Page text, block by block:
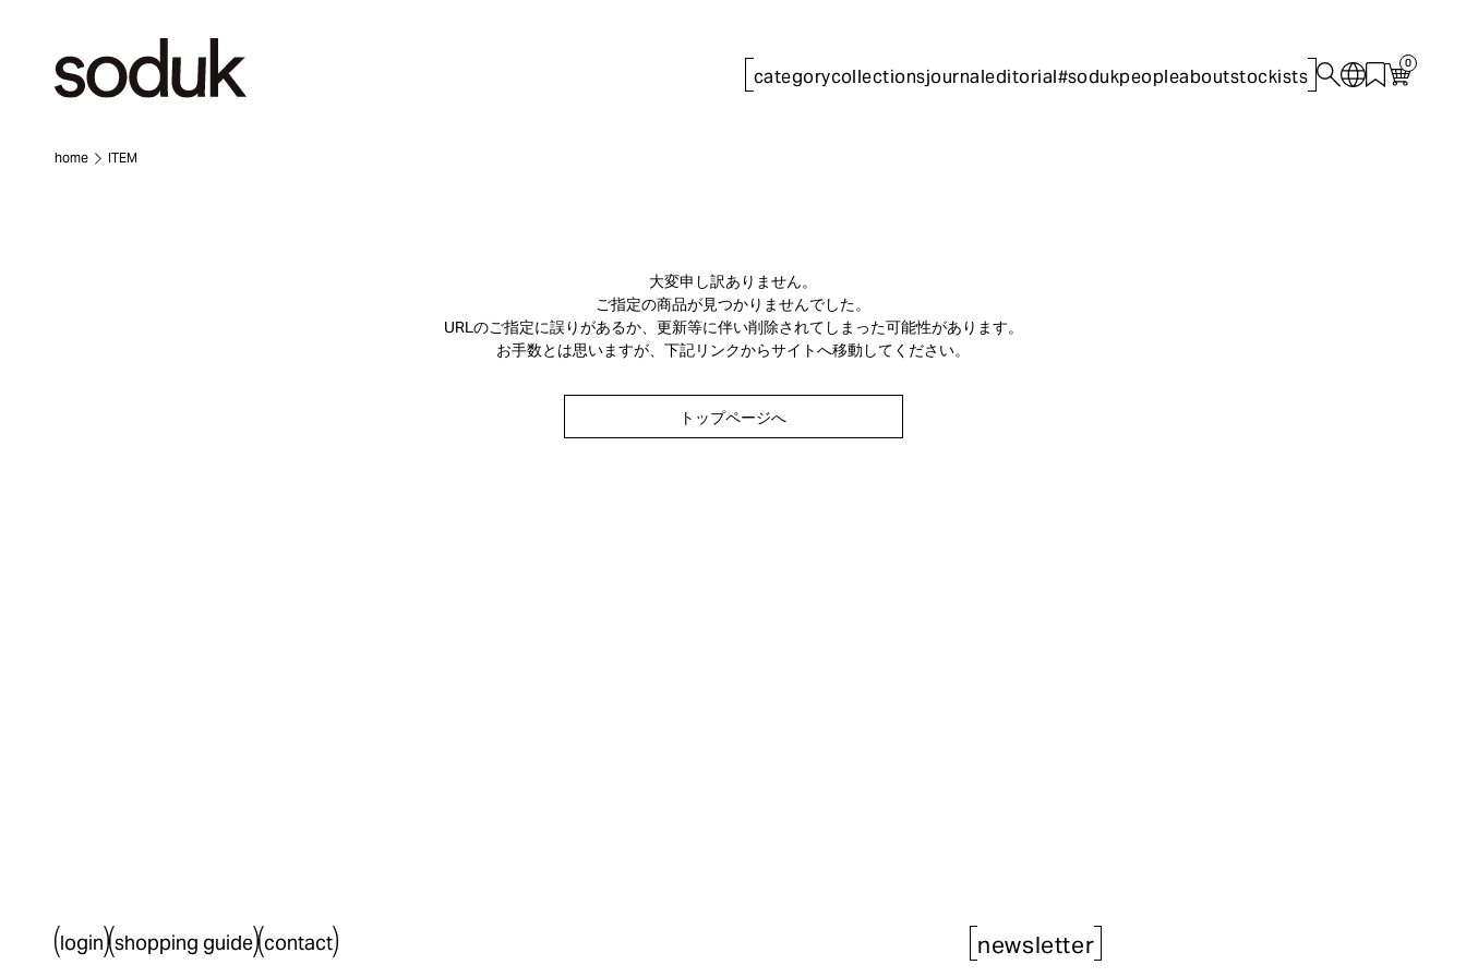
categorycollectionsjournaleditorial#sodukpeopleaboutstockists
0
home ITEM
大変申し訳ありません。
ご指定の商品が見つかりませんでした。
URLのご指定に誤りがあるか、更新等に伴い削除されてしまった可能性があります。
お手数とは思いますが、下記リンクからサイトへ移動してください。
トップページへ
login shopping guide contact newsletter